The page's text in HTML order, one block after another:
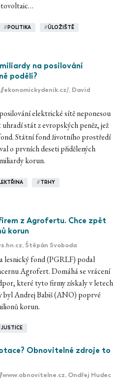
# POLITIKA #ÚLOŽIŠTĚ
na posilování
podělí?
ekonomickydenik.cz/, David
elektrické sítě neponesou
stát z evropských peněz, jež
Státní fond životního prostředí
o prvních deseti přidělených
korun.
#TRHY
z Agrofertu. Chce zpět
korun
, Štěpán Svoboda
lesnický fond (PGRLF) podal
Agrofert. Domáhá se vrácení
které tyto firmy získaly v letech
byl Andrej Babiš (ANO) poprvé
korun.
JUSTICE
Obnovitelné zdroje to
, Ondřej Hudec